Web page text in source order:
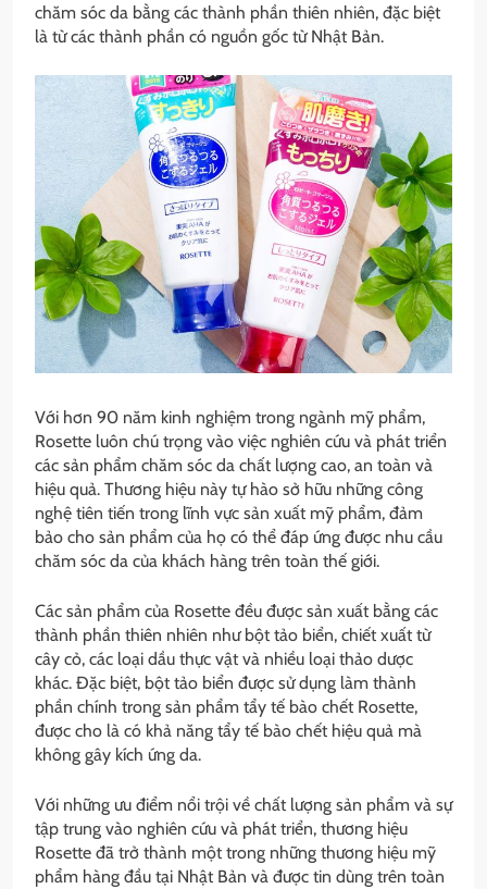
chăm sóc da bằng các thành phần thiên nhiên, đặc biệt
là từ các thành phần có nguồn gốc từ Nhật Bản.
Với hơn 90 năm kinh nghiệm trong ngành mỹ phẩm,
Rosette luôn chú trọng vào việc nghiên cứu và phát triển
các sản phẩm chăm sóc da chất lượng cao, an toàn và
hiệu quả. Thương hiệu này tự hào sở hữu những công
nghệ tiên tiến trong lĩnh vực sản xuất mỹ phẩm, đảm
bảo cho sản phẩm của họ có thể đáp ứng được nhu cầu
chăm sóc da của khách hàng trên toàn thế giới.
Các sản phẩm của Rosette đều được sản xuất bằng các
thành phần thiên nhiên như bột tảo biển, chiết xuất từ
cây cỏ, các loại dầu thực vật và nhiều loại thảo dược
khác. Đặc biệt, bột tảo biển được sử dụng làm thành
phần chính trong sản phẩm tẩy tế bào chết Rosette,
được cho là có khả năng tẩy tế bào chết hiệu quả mà
không gây kích ứng da.
Với những ưu điểm nổi trội về chất lượng sản phẩm và sự
tập trung vào nghiên cứu và phát triển, thương hiệu
Rosette đã trở thành một trong những thương hiệu mỹ
phẩm hàng đầu tại Nhật Bản và được tin dùng trên toàn